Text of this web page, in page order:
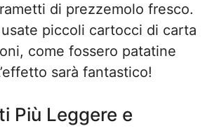
di prezzemolo fresco.
piccoli cartocci di carta
come fossero patatine
sarà fantastico!
Più Leggere e